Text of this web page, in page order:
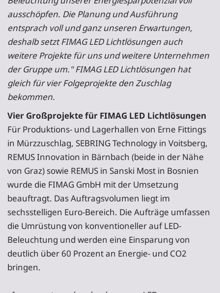
ausschöpfen. Die Planung und Ausführung
entsprach voll und ganz unseren Erwartungen,
deshalb setzt FIMAG LED Lichtlösungen auch
weitere Projekte für uns und weitere Unternehmen
der Gruppe um." FIMAG LED Lichtlösungen hat
gleich für vier Folgeprojekte den Zuschlag
bekommen.
Vier Großprojekte für FIMAG LED Lichtlösungen
Für Produktions- und Lagerhallen von Erne Fittings
in Mürzzuschlag, SEBRING Technology in Voitsberg,
REMUS Innovation in Bärnbach (beide in der Nähe
von Graz) sowie REMUS in Sanski Most in Bosnien
wurde die FIMAG GmbH mit der Umsetzung
beauftragt. Das Auftragsvolumen liegt im
sechsstelligen Euro-Bereich. Die Aufträge umfassen
die Umrüstung von konventioneller auf LED-
Beleuchtung und werden eine Einsparung von
deutlich über 60 Prozent an Energie- und CO2
bringen.